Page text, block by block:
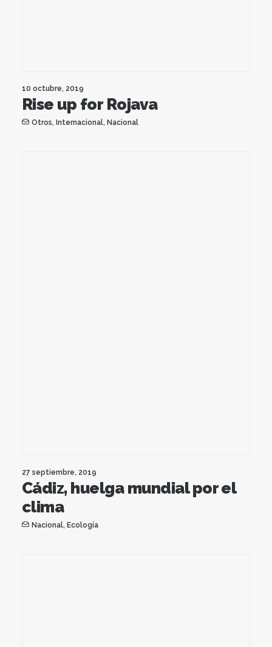
10 octubre, 2019
Rise up for Rojava
Otros, Internacional, Nacional
27 septiembre, 2019
Cádiz, huelga mundial por el
clima
Nacional, Ecología